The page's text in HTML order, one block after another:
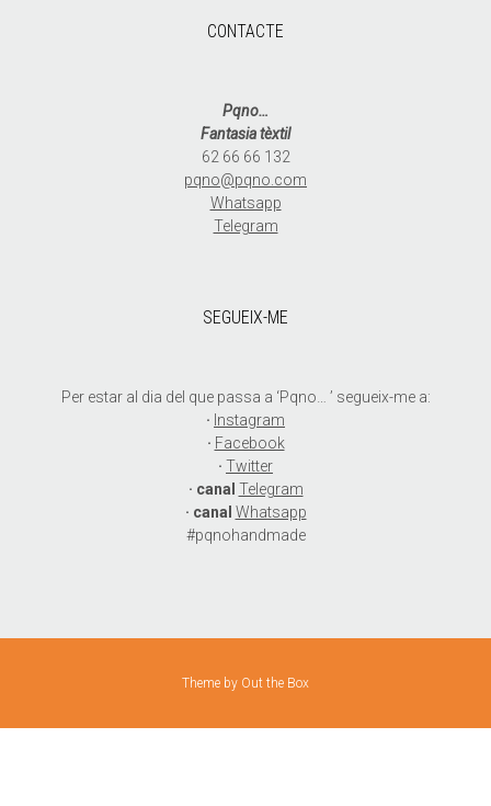
CONTACTE
Pqno…
Fantasia tèxtil
62 66 66 132
pqno@pqno.com
Whatsapp
Telegram
SEGUEIX-ME
Per estar al dia del que passa a ‘Pqno… ’ segueix-me a:
· Instagram
· Facebook
· Twitter
· canal Telegram
· canal Whatsapp
#pqnohandmade
Theme by Out the Box